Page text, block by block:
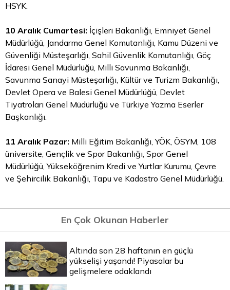
HSYK.
10 Aralık Cumartesi: İçişleri Bakanlığı, Emniyet Genel
Müdürlüğü, Jandarma Genel Komutanlığı, Kamu Düzeni ve
Güvenliği Müsteşarlığı, Sahil Güvenlik Komutanlığı, Göç
İdaresi Genel Müdürlüğü, Milli Savunma Bakanlığı,
Savunma Sanayi Müsteşarlığı, Kültür ve Turizm Bakanlığı,
Devlet Opera ve Balesi Genel Müdürlüğü, Devlet
Tiyatroları Genel Müdürlüğü ve Türkiye Yazma Eserler
Başkanlığı.
11 Aralık Pazar: Milli Eğitim Bakanlığı, YÖK, ÖSYM, 108
üniversite, Gençlik ve Spor Bakanlığı, Spor Genel
Müdürlüğü, Yükseköğrenim Kredi ve Yurtlar Kurumu, Çevre
ve Şehircilik Bakanlığı, Tapu ve Kadastro Genel Müdürlüğü.
En Çok Okunan Haberler
Altında son 28 haftanın en güçlü
yükselişi yaşandı! Piyasalar bu
gelişmelere odaklandı